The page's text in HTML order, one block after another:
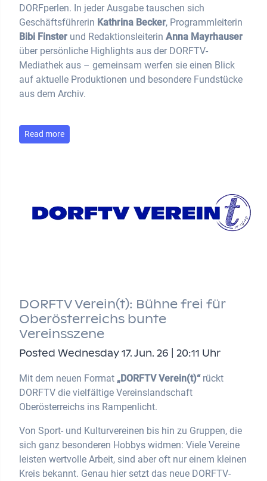
DORFperlen. In jeder Ausgabe tauschen sich
Geschäftsführerin Kathrina Becker, Programmleiterin
Bibi Finster und Redaktionsleiterin Anna Mayrhauser
über persönliche Highlights aus der DORFTV-
Mediathek aus – gemeinsam werfen sie einen Blick
auf aktuelle Produktionen und besondere Fundstücke
aus dem Archiv.
Read more
DORFTV Verein(t): Bühne frei für
Oberösterreichs bunte
Vereinsszene
Posted Wednesday 17. Jun. 26 | 20:11 Uhr
Mit dem neuen Format „DORFTV Verein(t)“rückt
DORFTV die vielfältige Vereinslandschaft
Oberösterreichs ins Rampenlicht.
Von Sport- und Kulturvereinen bis hin zu Gruppen, die
sich ganz besonderen Hobbys widmen: Viele Vereine
leisten wertvolle Arbeit, sind aber oft nur einem kleinen
Kreis bekannt. Genau hier setzt das neue DORFTV-